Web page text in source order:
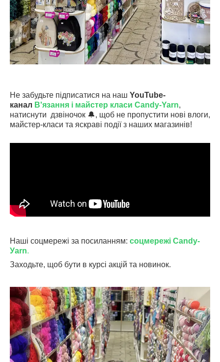
Не забудьте підписатися на наш YouTube-
канал В'язання і майстер класи Candy-Yarn,
натиснути дзвіночок 🔔, щоб не пропустити нові влоги,
майстер-класи та яскраві події з наших магазинів!
Наші соцмережі за посиланням: соцмережі Сandy-
Уarn.
Заходьте, щоб бути в курсі акцій та новинок.